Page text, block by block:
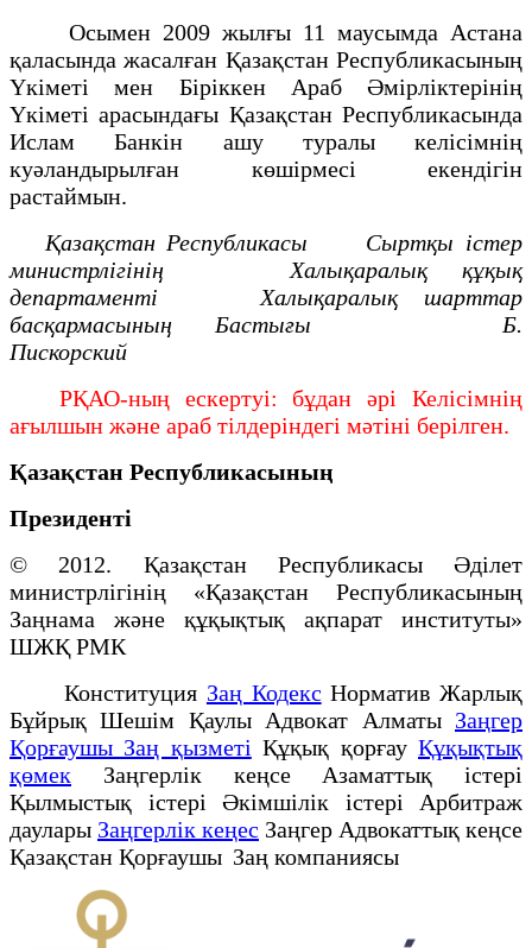
Осымен 2009 жылғы 11 маусымда Астана
қаласында жасалған Қазақстан Республикасының
Үкіметі мен Біріккен Араб Әмірліктерінің
Үкіметі арасындағы Қазақстан Республикасында
Ислам Банкін ашу туралы келісімнің
куәландырылған көшірмесі екендігін
растаймын.
Қазақстан Республикасы
Сыртқы істер
министрлігінің
Халықаралық құқық
департаменті
Халықаралық шарттар
басқармасының
Бастығы Б.
Пискорский
РҚАО-ның ескертуі: бұдан әрі Келісімнің
ағылшын және араб тілдеріндегі мәтіні берілген.
Қазақстан Республикасының
Президенті
© 2012. Қазақстан Республикасы Әділет
министрлігінің «Қазақстан Республикасының
Заңнама және құқықтық ақпарат институты»
ШЖҚ РМК
Конституция Заң Кодекс Норматив Жарлық
Бұйрық Шешім Қаулы Адвокат Алматы Заңгер
Қорғаушы Заң қызметі Құқық қорғауҚұқықтық
қөмек Заңгерлік кеңсе Азаматтық істері
Қылмыстық істері Әкімшілік істері Арбитраж
даулары Заңгерлік кеңес Заңгер Адвокаттық кеңсе
Қазақстан Қорғаушы Заң компаниясы